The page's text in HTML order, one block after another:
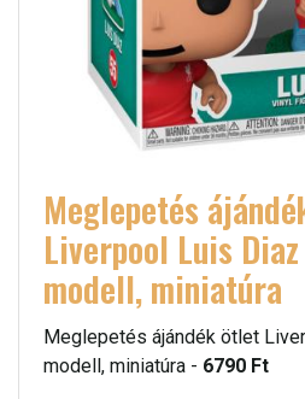
Meglepetés
Liverpool Luis
modell, miniatúra
Meglepetés ájándék ötlet
modell, miniatúra - 6790 Ft